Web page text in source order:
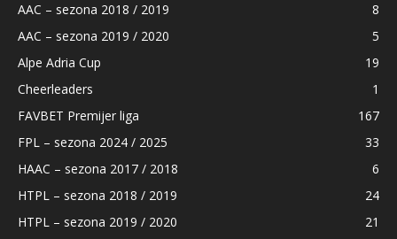
AAC – sezona 2018 / 2019
8
AAC – sezona 2019 / 2020
5
Alpe Adria Cup
19
Cheerleaders
1
FAVBET Premijer liga
167
FPL – sezona 2024 / 2025
33
HAAC – sezona 2017 / 2018
6
HTPL – sezona 2018 / 2019
24
HTPL – sezona 2019 / 2020
21